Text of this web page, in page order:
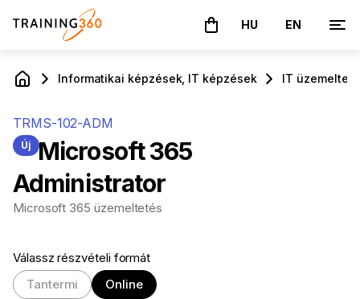
A kosár üres
HU EN
Informatikai képzések, IT képzések IT
TRMS-102-ADM
Új Microsoft 365
Administrator
Microsoft 365 üzemeltetés
Válassz részvételi formát
Tantermi
Online